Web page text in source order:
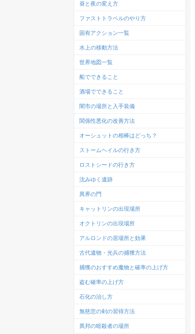
昼と夜の変え方
ファストトラベルのやり方
固有アクション一覧
水上の移動方法
世界地図一覧
船でできること
酒場でできること
闇市の場所と入手装備
関係性悪化の改善方法
オーシュットの相棒はどっち？
ストームヘイルの行き方
ロストシードの行き方
沈みゆく遺跡
異界の門
キャットリンの出現場所
オクトリンの出現場所
アルロンドの居場所と効果
古代遺物・光兵の捕獲方法
捕獲のおすすめ魔物と確率の上げ方
盗む確率の上げ方
石化の治し方
無慈悲の剣の習得方法
異邦の暗殺者の場所